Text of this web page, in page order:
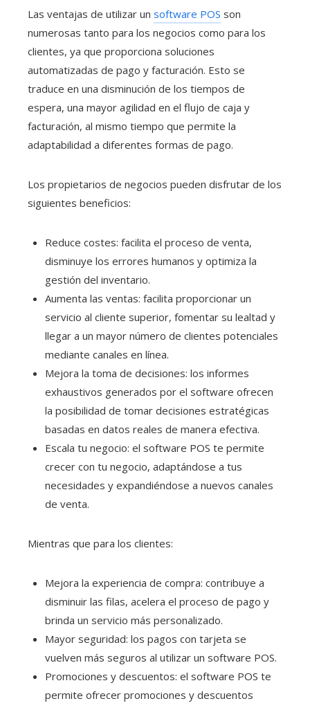
Las ventajas de utilizar un software POS son
numerosas tanto para los negocios como para los
clientes, ya que proporciona soluciones
automatizadas de pago y facturación. Esto se
traduce en una disminución de los tiempos de
espera, una mayor agilidad en el flujo de caja y
facturación, al mismo tiempo que permite la
adaptabilidad a diferentes formas de pago.
Los propietarios de negocios pueden disfrutar de los
siguientes beneficios:
Reduce costes: facilita el proceso de venta,
disminuye los errores humanos y optimiza la
gestión del inventario.
Aumenta las ventas: facilita proporcionar un
servicio al cliente superior, fomentar su lealtad y
llegar a un mayor número de clientes potenciales
mediante canales en línea.
Mejora la toma de decisiones: los informes
exhaustivos generados por el software ofrecen
la posibilidad de tomar decisiones estratégicas
basadas en datos reales de manera efectiva.
Escala tu negocio: el software POS te permite
crecer con tu negocio, adaptándose a tus
necesidades y expandiéndose a nuevos canales
de venta.
Mientras que para los clientes:
Mejora la experiencia de compra: contribuye a
disminuir las filas, acelera el proceso de pago y
brinda un servicio más personalizado.
Mayor seguridad: los pagos con tarjeta se
vuelven más seguros al utilizar un software POS.
Promociones y descuentos: el software POS te
permite ofrecer promociones y descuentos